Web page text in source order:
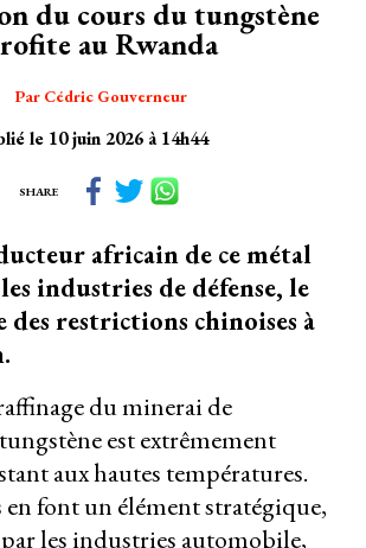
du cours du tungstène
au Rwanda
Par Cédric Gouverneur
le 10 juin 2026 à 14h44
SHARE
africain de ce métal
industries de défense, le
des restrictions chinoises à
du minerai de
est extrêmement
aux hautes températures.
en font un élément stratégique,
les industries automobile,